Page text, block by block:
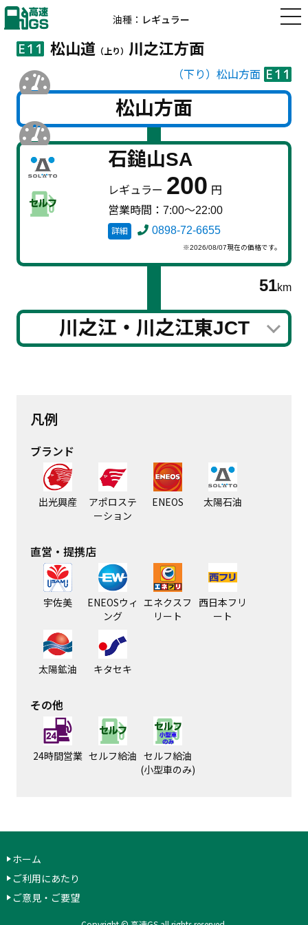
高速道路の
ガソリン価格
油種： レギュラー
松山道 （上り） 川之江方面
（下り）松山方面
松山方面
石鎚山SA
レギュラー 200 円
営業時間：7:00～22:00
詳細 0898-72-6655
※2026/08/07現在の価格です。
51km
川之江・川之江東JCT
凡例
ブランド
出光興産
アポロステ
ーション
ENEOS 太陽石油
直営・提携店
宇佐美
ENEOSウィ
ング
エネクスフ
リート
西日本フリ
ート
太陽鉱油 キタセキ
その他
24時間営業 セルフ給油 セルフ給油
(小型車のみ)
ホーム
ご利用にあたり
ご意見・ご要望